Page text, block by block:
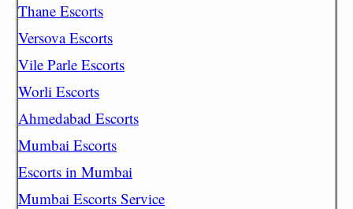
Thane Escorts
Versova Escorts
Vile Parle Escorts
Worli Escorts
Ahmedabad Escorts
Mumbai Escorts
Escorts in Mumbai
Mumbai Escorts Service